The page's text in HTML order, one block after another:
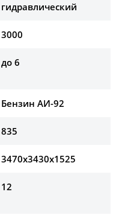
гидравлический
3000
до 6
Бензин АИ-92
835
3470х3430х1525
12